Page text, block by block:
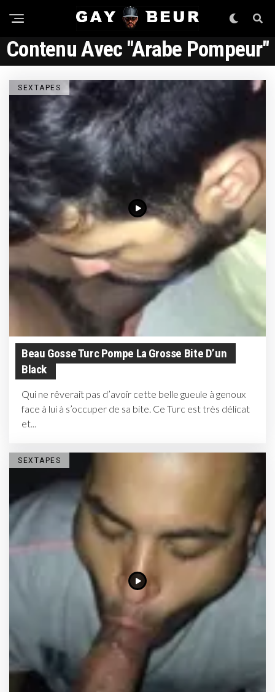
Contenu Avec "arabe Pompeur"
SEXTAPES
Beau Gosse Turc Pompe La Grosse Bite D’un
Black
Qui ne rêverait pas d’avoir cette belle gueule à genoux
face à lui à s’occuper de sa bite. Ce Turc est très délicat
et...
SEXTAPES